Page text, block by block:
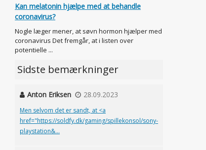
Kan melatonin hjælpe med at behandle
coronavirus?
Nogle læger mener, at søvn hormon hjælper med
coronavirus Det fremgår, at i listen over
potentielle ...
Sidste bemærkninger
Anton Eriksen 28.09.2023
Men selvom det er sandt, at <a
href="https://soldfy.dk/gaming/spillekonsol/sony-
playstation&...